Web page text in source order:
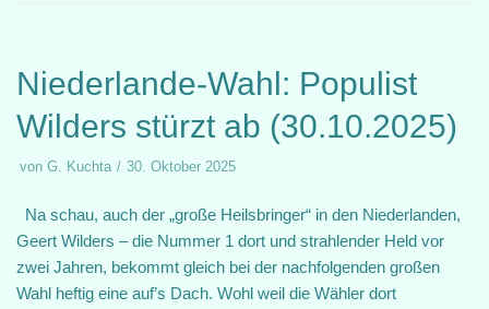
Niederlande-Wahl: Populist
Wilders stürzt ab (30.10.2025)
von G. Kuchta 30. Oktober 2025
Na schau, auch der „große Heilsbringer“ in den Niederlanden,
Geert Wilders – die Nummer 1 dort und strahlender Held vor
zwei Jahren, bekommt gleich bei der nachfolgenden großen
Wahl heftig eine auf’s Dach. Wohl weil die Wähler dort